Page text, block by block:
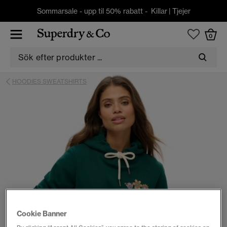
Sommarsale - upp til 50% rabatt - Killar| Tjejer
0
HOODIES SWEATSHIRTS
Cookie Banner